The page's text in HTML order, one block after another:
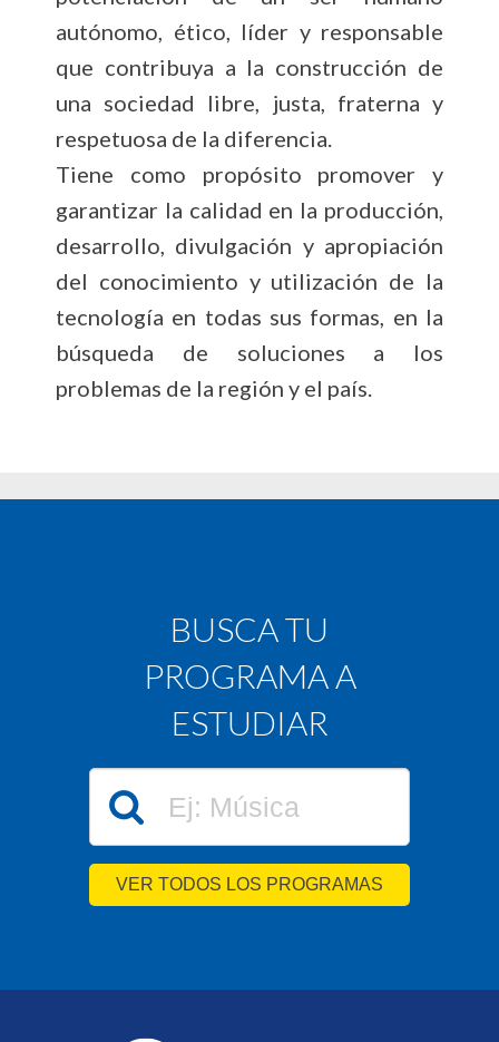
autónomo, ético, líder y responsable
que contribuya a la construcción de
una sociedad libre, justa, fraterna y
respetuosa de la diferencia.
Tiene como propósito promover y
garantizar la calidad en la producción,
desarrollo, divulgación y apropiación
del conocimiento y utilización de la
tecnología en todas sus formas, en la
búsqueda de soluciones a los
problemas de la región y el país.
BUSCA TU
PROGRAMA A
ESTUDIAR
VER TODOS LOS PROGRAMAS